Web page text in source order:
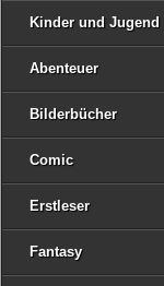
Kinder und Jugend
Abenteuer
Bilderbücher
Comic
Erstleser
Fantasy